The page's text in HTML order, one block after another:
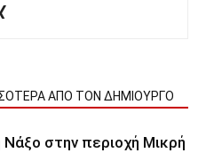
ΑΠΟ ΤΟΝ ΔΗΜΙΟΥΡΓΟ
στην περιοχή Μικρή